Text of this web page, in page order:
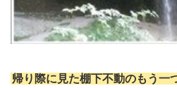
帰り際に見た棚下不動のもう一